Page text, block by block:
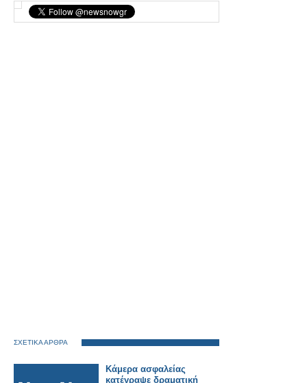
ΣΧΕΤΙΚΑ ΑΡΘΡΑ
Κάμερα ασφαλείας
κατέγραψε δραματική